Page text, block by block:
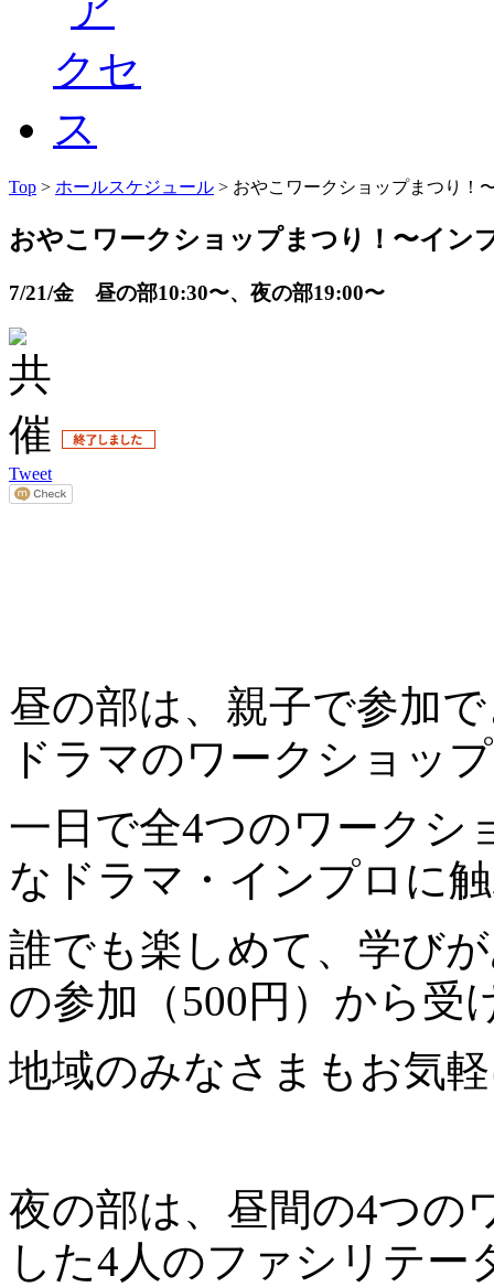
Top > ホールスケジュール > おやこワークショップまつり！
おやこワークショップまつり！〜イン
7/21/金 昼の部10:30〜、夜の部19:00〜
Tweet
昼の部は、親子で参加
ドラマのワークショッ
一日で全4つのワークシ
なドラマ・インプロに
誰でも楽しめて、学び
の参加（500円）から受
地域のみなさまもお気
夜の部は、昼間の4つの
した4人のファシリテー